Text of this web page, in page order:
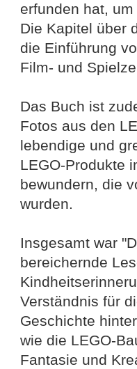
erfunden hat,
Die Kapitel über
die Einführung
Film- und
Das Buch ist
Fotos aus den
lebendige und
LEGO-Produkte
bewundern, die
wurden.
Insgesamt war
bereichernde
Verständnis für
Geschichte
wie die LEGO-
Fantasie und